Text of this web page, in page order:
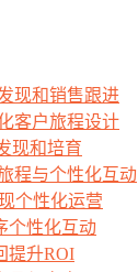
现和销售跟进
客户旅程设计
现和培育
程与个性化互动
个性化运营
个性化互动
提升ROI